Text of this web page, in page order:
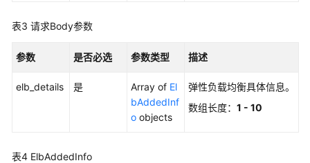
组
专
境
表3 请求Body参数
参数 是否必选 参数类型 描述
elb_details 是 Array of El
bAddedInf
o objects
弹性负载均衡具体信息。
数组长度： 1 - 10
表4 ElbAddedInfo